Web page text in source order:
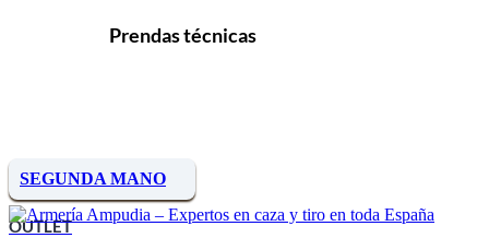
Prendas técnicas
SEGUNDA MANO
OUTLET